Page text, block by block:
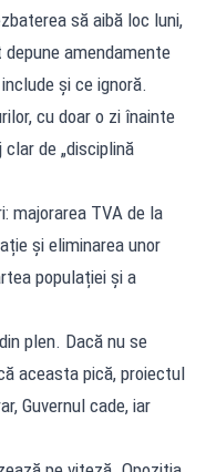
să aibă loc luni,
amendamente
și ce ignoră.
cu doar o zi înainte
clar de „disciplină
majorarea TVA de la
și eliminarea unor
populației și a
plen. Dacă nu se
aceasta pică, proiectul
Guvernul cade, iar